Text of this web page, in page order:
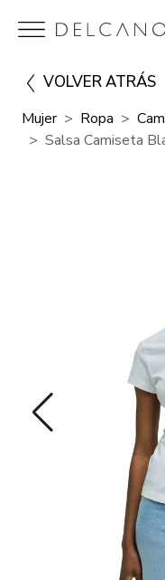
VOLVER ATRÁS
Mujer Ropa
Salsa Camiseta